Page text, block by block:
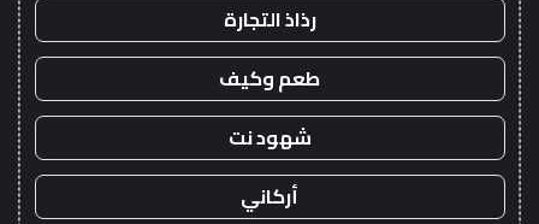
رذاذ التجارة
طعم وكيف
شهود نت
أركاني